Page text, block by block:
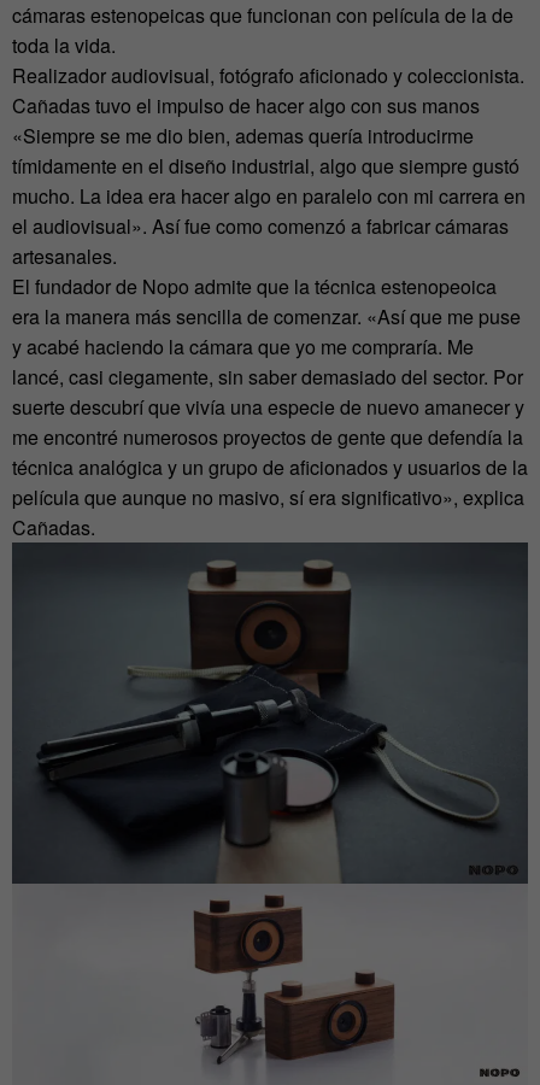
cámaras estenopeicas que funcionan con película de la de
toda la vida.
Realizador audiovisual, fotógrafo aficionado y coleccionista.
Cañadas tuvo el impulso de hacer algo con sus manos
«Siempre se me dio bien, ademas quería introducirme
tímidamente en el diseño industrial, algo que siempre gustó
mucho. La idea era hacer algo en paralelo con mi carrera en
el audiovisual». Así fue como comenzó a fabricar cámaras
artesanales.
El fundador de Nopo admite que la técnica estenopeoica
era la manera más sencilla de comenzar. «Así que me puse
y acabé haciendo la cámara que yo me compraría. Me
lancé, casi ciegamente, sin saber demasiado del sector. Por
suerte descubrí que vivía una especie de nuevo amanecer y
me encontré numerosos proyectos de gente que defendía la
técnica analógica y un grupo de aficionados y usuarios de la
película que aunque no masivo, sí era significativo», explica
Cañadas.